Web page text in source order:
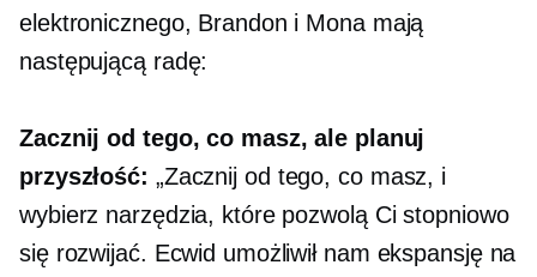
elektronicznego, Brandon i Mona mają
następującą radę:
Zacznij od tego, co masz, ale planuj
przyszłość: „Zacznij od tego, co masz, i
wybierz narzędzia, które pozwolą Ci stopniowo
się rozwijać. Ecwid umożliwił nam ekspansję na